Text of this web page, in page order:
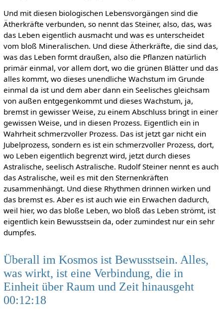
Und mit diesen biologischen Lebensvorgängen sind die
Ätherkräfte verbunden, so nennt das Steiner, also, das, was
das Leben eigentlich ausmacht und was es unterscheidet
vom bloß Mineralischen. Und diese Ätherkräfte, die sind das,
was das Leben formt draußen, also die Pflanzen natürlich
primär einmal, vor allem dort, wo die grünen Blätter und das
alles kommt, wo dieses unendliche Wachstum im Grunde
einmal da ist und dem aber dann ein Seelisches gleichsam
von außen entgegenkommt und dieses Wachstum, ja,
bremst in gewisser Weise, zu einem Abschluss bringt in einer
gewissen Weise, und in diesen Prozess. Eigentlich ein in
Wahrheit schmerzvoller Prozess. Das ist jetzt gar nicht ein
Jubelprozess, sondern es ist ein schmerzvoller Prozess, dort,
wo Leben eigentlich begrenzt wird, jetzt durch dieses
Astralische, seelisch Astralische. Rudolf Steiner nennt es auch
das Astralische, weil es mit den Sternenkräften
zusammenhängt. Und diese Rhythmen drinnen wirken und
das bremst es. Aber es ist auch wie ein Erwachen dadurch,
weil hier, wo das bloße Leben, wo bloß das Leben strömt, ist
eigentlich kein Bewusstsein da, oder zumindest nur ein sehr
dumpfes.
Überall im Kosmos ist Bewusstsein. Alles,
was wirkt, ist eine Verbindung, die in
Einheit über Raum und Zeit hinausgeht
00:12:18